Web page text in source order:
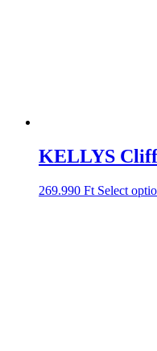
KELLYS
269.990 Ft Select